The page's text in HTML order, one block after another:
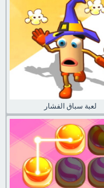
لعبة سباق الفشار